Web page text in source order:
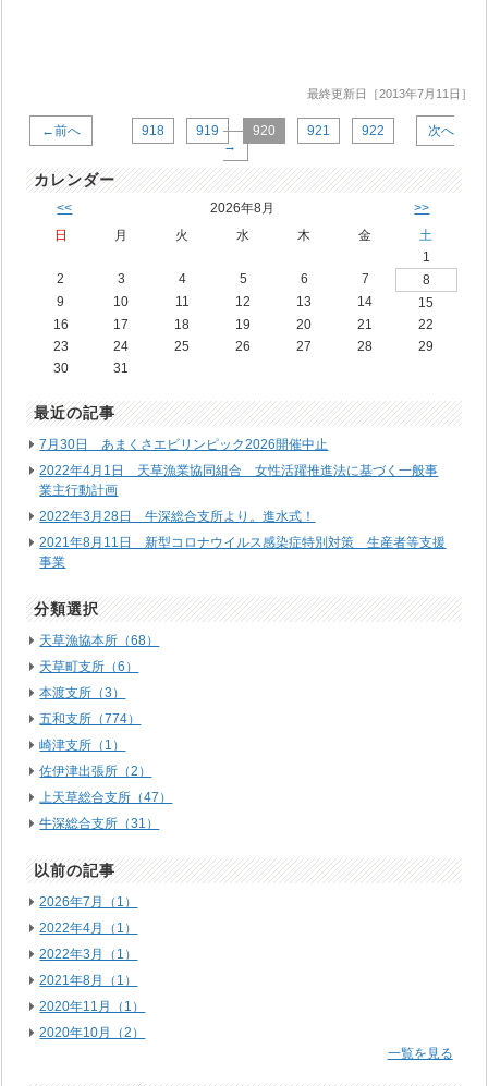
最終更新日［2013年7月11日］
←前へ 918 919 920 921 922
次へ
→
カレンダー
<< 2026年8月 >>
日 月 火 水 木 金
土
1
2
3 4 5 6 7
8
9
10 11 12 13 14
15
16
17 18 19 20 21
22
23
24 25 26 27 28
29
30
31
最近の記事
7月30日 あまくさエビリンピック2026開催中止
2022年4月1日 天草漁業協同組合 女性活躍推進法に基づく一般事
業主行動計画
2022年3月28日 牛深総合支所より。進水式！
2021年8月11日 新型コロナウイルス感染症特別対策 生産者等支援
事業
分類選択
天草漁協本所（68）
天草町支所（6）
本渡支所（3）
五和支所（774）
崎津支所（1）
佐伊津出張所（2）
上天草総合支所（47）
牛深総合支所（31）
以前の記事
2026年7月（1）
2022年4月（1）
2022年3月（1）
2021年8月（1）
2020年11月（1）
2020年10月（2）
一覧を見る